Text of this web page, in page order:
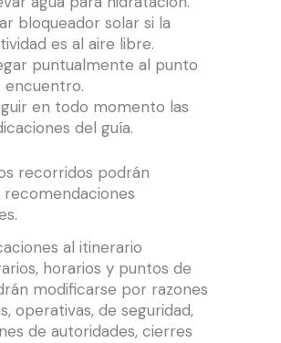
bloqueador solar si la
es al aire libre.
puntualmente al punto
encuentro.
en todo momento las
del guía.
recorridos podrán
recomendaciones
al itinerario
horarios y puntos de
modificarse por razones
operativas, de seguridad,
de autoridades, cierres